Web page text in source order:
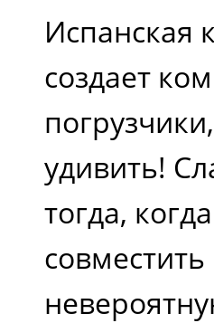
Испанская
создает
удивить!
тогда,